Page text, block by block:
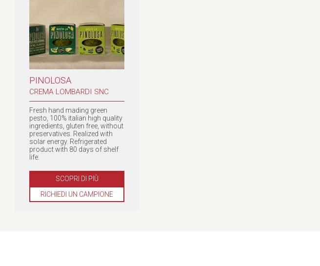
PINOLOSA
CREMA LOMBARDI SNC
Fresh hand mading green
pesto, 100% italian high quality
ingredients, gluten free, without
preservatives. Realized with
solar energy. Refrigerated
product with 80 days of shelf
life.
SCOPRI DI PIÙ
RICHIEDI UN CAMPIONE